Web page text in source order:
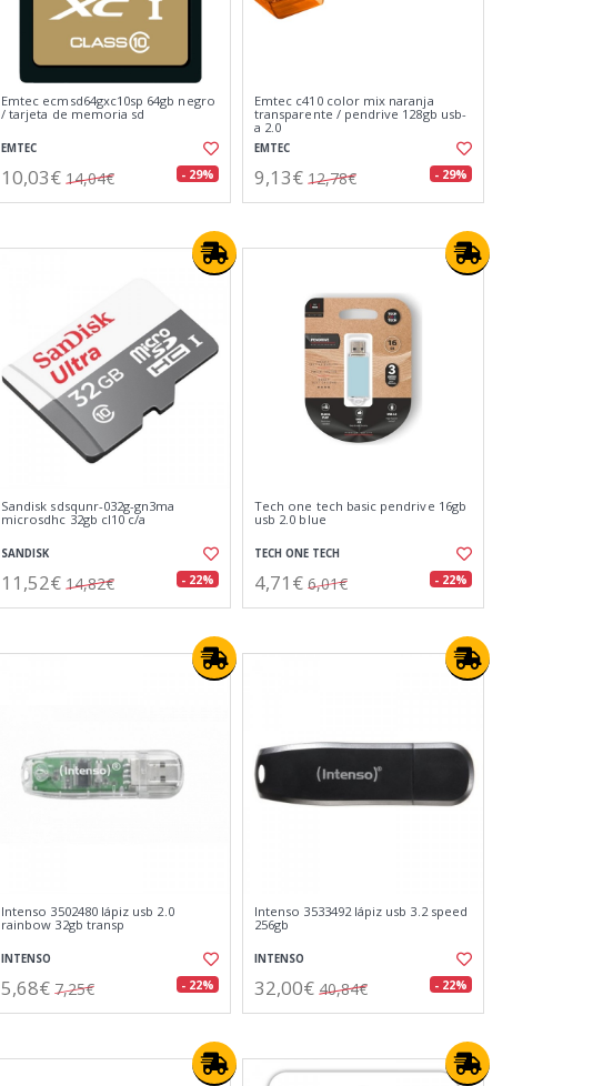
Emtec ecmsd64gxc10sp 64gb negro
/ tarjeta de memoria sd
EMTEC
10,03€ 14,04€ - 29%
Emtec c410 color mix naranja
transparente / pendrive 128gb usb-
a 2.0
EMTEC
9,13€ 12,78€ - 29%
Sandisk sdsqunr-032g-gn3ma
microsdhc 32gb cl10 c/a
SANDISK
11,52€ 14,82€ - 22%
Tech one tech basic pendrive 16gb
usb 2.0 blue
TECH ONE TECH
4,71€ 6,01€ - 22%
Intenso 3502480 lápiz usb 2.0
rainbow 32gb transp
INTENSO
5,68€ 7,25€ - 22%
Intenso 3533492 lápiz usb 3.2 speed
256gb
INTENSO
32,00€ 40,84€ - 22%